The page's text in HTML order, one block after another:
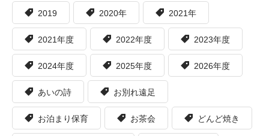
2019 2020年 2021年
2021年度 2022年度 2023年度
2024年度 2025年度 2026年度
あいの詩 お別れ遠足
お泊まり保育 お茶会 どんど焼き